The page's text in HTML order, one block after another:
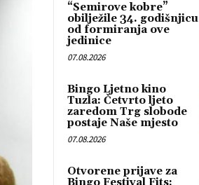
“Semirove kobre”
obilježile 34. godišnjicu
od formiranja ove
jedinice
07.08.2026
Bingo Ljetno kino
Tuzla: Četvrto ljeto
zaredom Trg slobode
postaje Naše mjesto
07.08.2026
Otvorene prijave za